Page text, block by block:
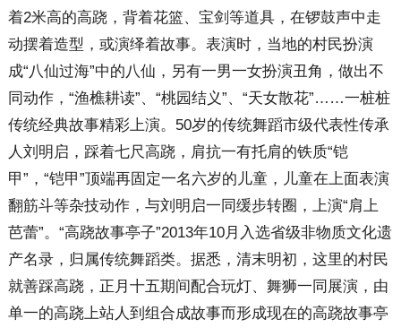
着2米高的高跷，背着花篮、宝剑等道具，在锣鼓声中走
动摆着造型，或演绎着故事。表演时，当地的村民扮演
成“八仙过海”中的八仙，另有一男一女扮演丑角，做出不
同动作，“渔樵耕读”、“桃园结义”、“天女散花”……一桩桩
传统经典故事精彩上演。50岁的传统舞蹈市级代表性传承
人刘明启，踩着七尺高跷，肩抗一有托肩的铁质“铠
甲”，“铠甲”顶端再固定一名六岁的儿童，儿童在上面表演
翻筋斗等杂技动作，与刘明启一同缓步转圈，上演“肩上
芭蕾”。“高跷故事亭子”2013年10月入选省级非物质文化遗
产名录，归属传统舞蹈类。据悉，清末明初，这里的村民
就善踩高跷，正月十五期间配合玩灯、舞狮一同展演，由
单一的高跷上站人到组合成故事而形成现在的高跷故事亭